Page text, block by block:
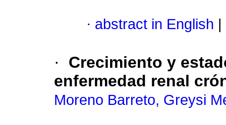
· abstract in English
·
Crecimiento y
enfermedad renal
Moreno Barreto, Greysi